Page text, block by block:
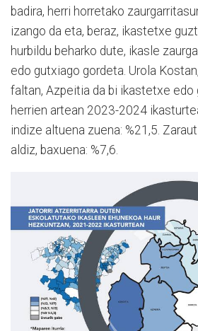
badira, herri horretako
izango da eta, beraz, ikastetxe
hurbildu beharko dute, ikasle
edo gutxiago gordeta. Urola
faltan, Azpeitia da bi ikastetxe edo
herrien artean 2023-2024
indize altuena zuena: %21,5.
aldiz, baxuena: %7,6.